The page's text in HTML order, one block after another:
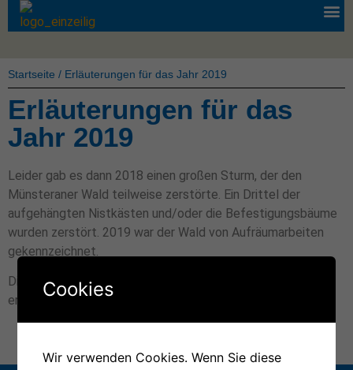
Startseite / Erläuterungen für das Jahr 2019
Erläuterungen für das
Jahr 2019
Leider gab es dann 2018 einen großen Sturm, der den
Münsteraner Wald teilweise zerstörte. Ein Drittel der
aufgehängten Nistkästen und/oder die Befestigungsbäume
wurden zerstört. 2019 war der Wald von Aufräumarbeiten
gekennzeichnet.
Die fehlenden Nistkästen konnten erst nach der Brutzeit
ergänzt werden. Eine Belegungsübersicht wäre rein zufällig.
Cookies
Wir verwenden Cookies. Wenn Sie diese